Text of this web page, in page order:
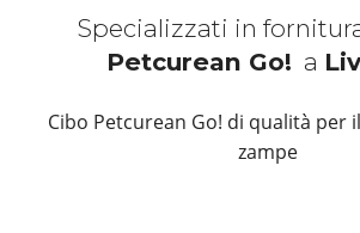
Specializzati in
Petcurean Go! a
Cibo Petcurean Go! di qualità per
zampe